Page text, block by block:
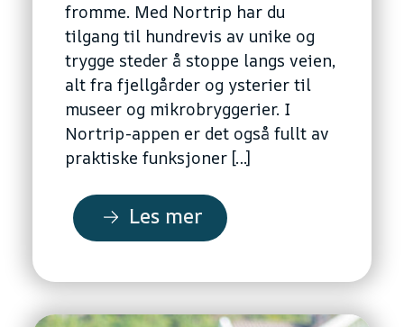
fromme. Med Nortrip har du
tilgang til hundrevis av unike og
trygge steder å stoppe langs veien,
alt fra fjellgårder og ysterier til
museer og mikrobryggerier. I
Nortrip-appen er det også fullt av
praktiske funksjoner […]
Les mer